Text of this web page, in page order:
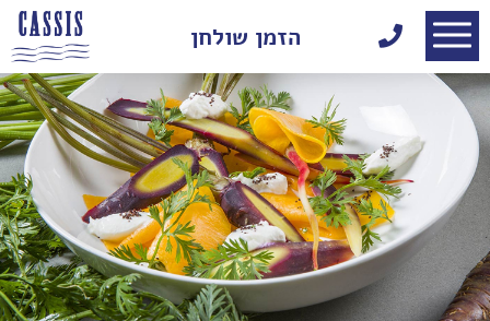
דלג לסרגל הניווט
דלג לתוכן
הזמן שולחן